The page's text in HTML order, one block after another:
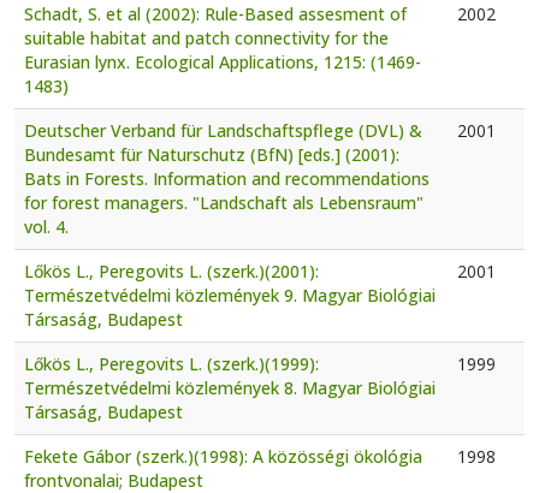
Schadt, S. et al (2002): Rule-Based assesment of
suitable habitat and patch connectivity for the
Eurasian lynx. Ecological Applications, 1215: (1469-
1483)
2002
Deutscher Verband für Landschaftspflege (DVL) &
Bundesamt für Naturschutz (BfN) [eds.] (2001):
Bats in Forests. Information and recommendations
for forest managers. "Landschaft als Lebensraum"
vol. 4.
2001
Lőkös L., Peregovits L. (szerk.)(2001):
Természetvédelmi közlemények 9. Magyar Biológiai
Társaság, Budapest
2001
Lőkös L., Peregovits L. (szerk.)(1999):
Természetvédelmi közlemények 8. Magyar Biológiai
Társaság, Budapest
1999
Fekete Gábor (szerk.)(1998): A közösségi ökológia
frontvonalai; Budapest
1998